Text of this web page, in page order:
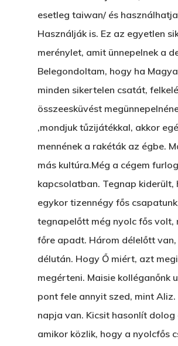
esetleg taiwan/ és
Használják is. Ez az egyetlen
merénylet, amit ünnepelnek a
Belegondoltam, hogy ha
minden sikertelen csatát,
összeesküvést
,mondjuk tűzijátékkal, akkor
mennének a rakéták az égbe.
más kultúra.Még a cégem
kapcsolatban. Tegnap kiderült,
egykor tizennégy fős
tegnapelőtt még nyolc fős volt,
főre apadt. Három délelőtt
délután. Hogy Ő miért, azt
megérteni. Maisie kolléganőnk
pont fele annyit szed, mint Aliz.
napja van. Kicsit hasonlít dolog
amikor közlik, hogy a nyolcfős
A
A
A
A
Az
És
A
Wow
This